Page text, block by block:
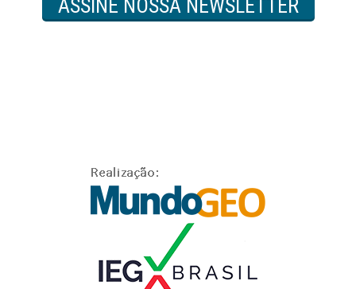
ASSINE NOSSA NEWSLETTER